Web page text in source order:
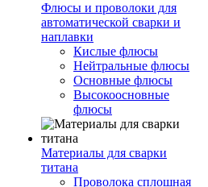
Флюсы и проволоки для
автоматической сварки и
наплавки
Кислые флюсы
Нейтральные флюсы
Основные флюсы
Высокоосновные
флюсы
Материалы для сварки
титана
Проволока сплошная